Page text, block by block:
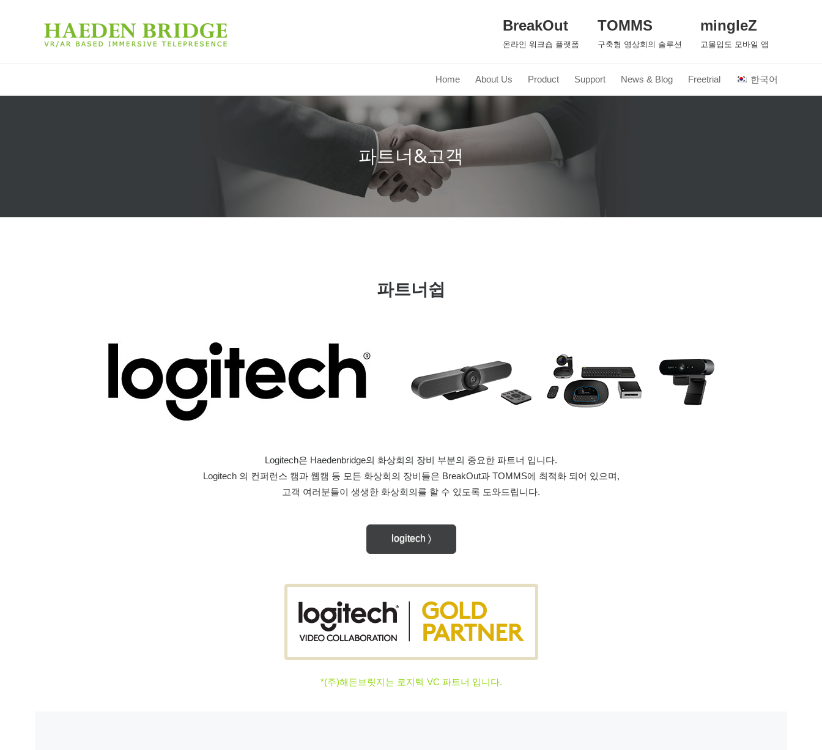
BreakOut
온라인 워크숍 플랫폼
TOMMS
구축형 영상회의 솔루션
mingleZ
고몰입도 모바일 앱
Home About Us Product Support News & Blog Freetrial 한국어
파트너&고객
파트너쉽
Logitech은 Haedenbridge의 화상회의 장비 부분의 중요한 파트너 입니다.
Logitech 의 컨퍼런스 캠과 웹캠 등 모든 화상회의 장비들은 BreakOut과 TOMMS에 최적화 되어 있으며,
고객 여러분들이 생생한 화상회의를 할 수 있도록 도와드립니다.
logitech 〉
*(주)해든브릿지는 로지텍 VC 파트너 입니다.